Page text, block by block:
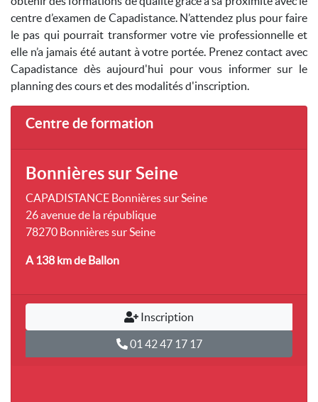
centre d’examen de Capadistance. N’attendez plus pour faire
le pas qui pourrait transformer votre vie professionnelle et
elle n’a jamais été autant à votre portée. Prenez contact avec
Capadistance dès aujourd'hui pour vous informer sur le
planning des cours et des modalités d'inscription.
Centre de formation
Bonnières sur Seine
CAPADISTANCE Bonnières sur Seine
26 avenue de la république
78270 Bonnières sur Seine
A 138 kmde Ballon
Inscription
01 42 47 17 17